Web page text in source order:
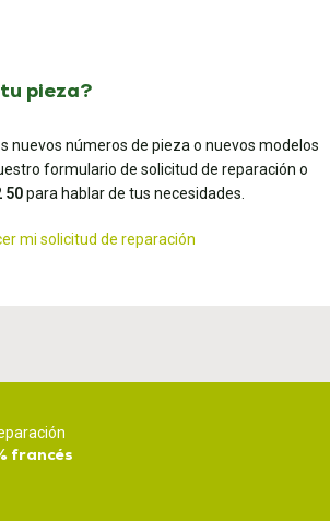
pieza?
nuevos números de pieza o nuevos modelos
formulario de solicitud de reparación o
50para hablar de tus necesidades.
mi solicitud de reparación
francés